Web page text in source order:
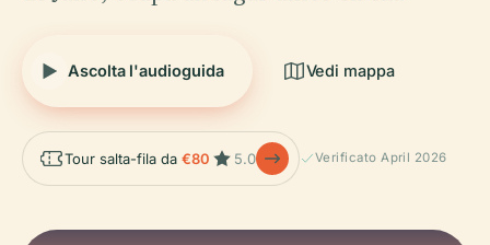
Ascolta l'audioguida Vedi mappa
Tour salta-fila da €80 5.0 Verificato April 2026